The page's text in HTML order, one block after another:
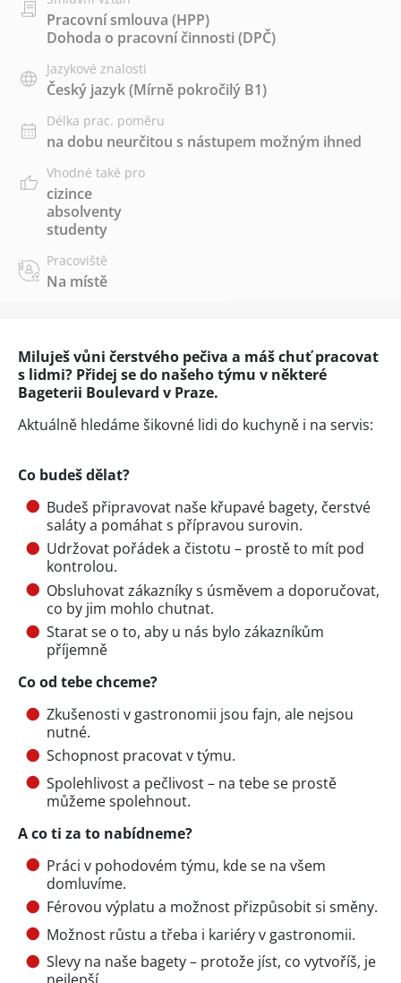
Pracovní smlouva (HPP)
Dohoda o pracovní činnosti (DPČ)
Jazykové znalosti
Český jazyk(Mírně pokročilý B1)
Délka prac. poměru
na dobu neurčitou s nástupem možným ihned
Vhodné také pro
cizince
absolventy
studenty
Pracoviště
Na místě
Miluješ vůni čerstvého pečiva a máš chuť pracovat
s lidmi? Přidej se do našeho týmu v některé
Bageterii Boulevard v Praze.
Aktuálně hledáme šikovné lidi do kuchyně i na servis:
Co budeš dělat?
Budeš připravovat naše křupavé bagety, čerstvé
saláty a pomáhat s přípravou surovin.
Udržovat pořádek a čistotu – prostě to mít pod
kontrolou.
Obsluhovat zákazníky s úsměvem a doporučovat,
co by jim mohlo chutnat.
Starat se o to, aby u nás bylo zákazníkům
příjemně
Co od tebe chceme?
Zkušenosti v gastronomii jsou fajn, ale nejsou
nutné.
Schopnost pracovat v týmu.
Spolehlivost a pečlivost – na tebe se prostě
můžeme spolehnout.
A co ti za to nabídneme?
Práci v pohodovém týmu, kde se na všem
domluvíme.
Férovou výplatu a možnost přizpůsobit si směny.
Možnost růstu a třeba i kariéry v gastronomii.
Slevy na naše bagety – protože jíst, co vytvoříš, je